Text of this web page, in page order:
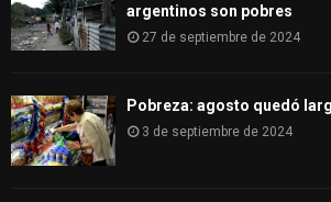
argentinos son pobres
27 de septiembre de 2024
Pobreza: agosto quedó
3 de septiembre de 2024